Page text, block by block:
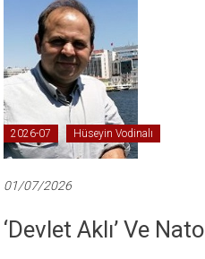
2026-07 Hüseyin Vodinalı
01/07/2026
‘Devlet Aklı’ Ve Nato